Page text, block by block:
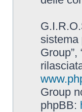
sistema
Group
phpBB: